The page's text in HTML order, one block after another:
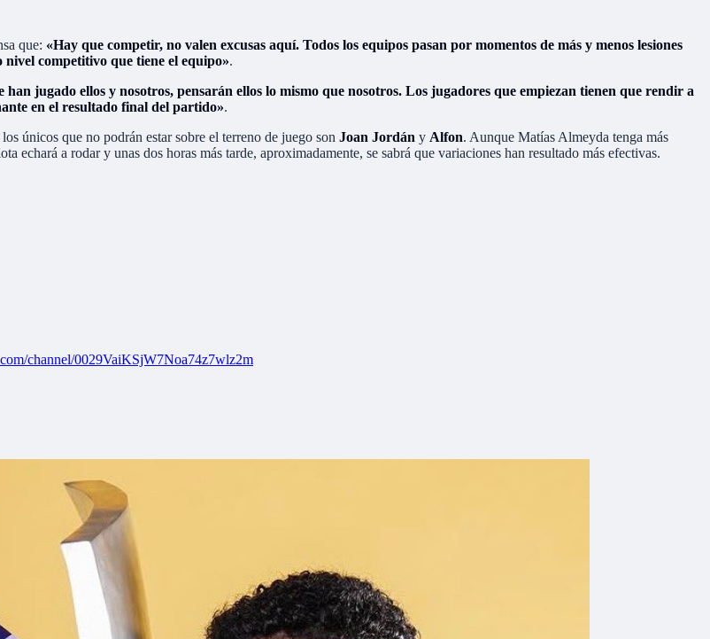
que: «Hay que competir, no valen excusas aquí. Todos los equipos pasan por momentos de más y menos lesiones
competitivo que tiene el equipo».
jugado ellos y nosotros, pensarán ellos lo mismo que nosotros. Los jugadores que empiezan tienen que rendir a
en el resultado final del partido».
únicos que no podrán estar sobre el terreno de juego son Joan Jordán y Alfon. Aunque Matías Almeyda tenga más
echará a rodar y unas dos horas más tarde, aproximadamente, se sabrá que variaciones han resultado más efectivas.
channel/0029VaiKSjW7Noa74z7wlz2m